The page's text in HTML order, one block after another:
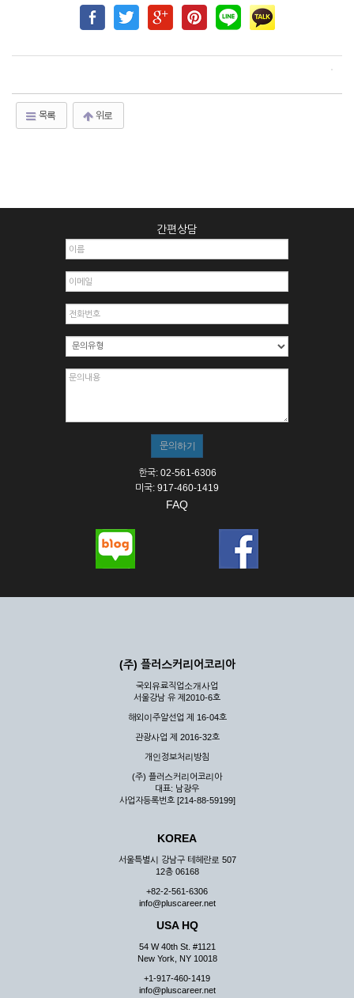
목록 위로
간편상담
한국: 02-561-6306
미국: 917-460-1419
FAQ
(주) 플러스커리어코리아
국외유료직업소개사업
서울강남 유 제2010-6호
해외이주알선업 제 16-04호
관광사업 제 2016-32호
개인정보처리방침
(주) 플러스커리어코리아
대표: 남광우
사업자등록번호 [214-88-59199]
KOREA
서울특별시 강남구 테헤란로 507
12층 06168
+82-2-561-6306
info@pluscareer.net
USA HQ
54 W 40th St. #1121
New York, NY 10018
+1-917-460-1419
info@pluscareer.net